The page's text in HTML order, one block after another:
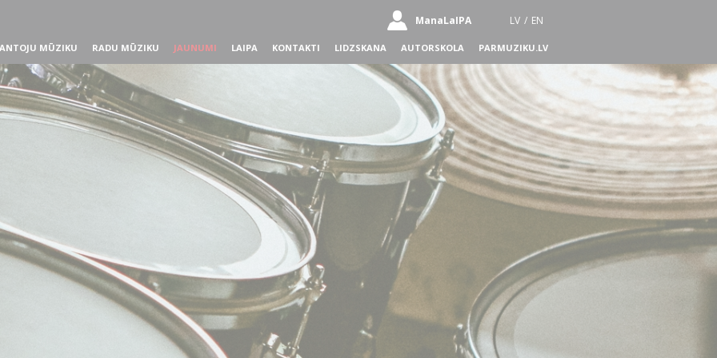
ManaLaIPA LV / EN
MŪZIKU RADU MŪZIKU JAUNUMI LAIPA KONTAKTI LIDZSKANA AUTORSKOLA PARMUZIKU.LV